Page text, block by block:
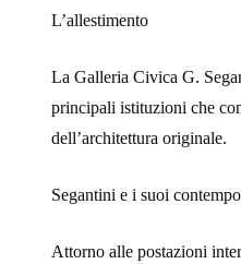
L’allestimento
La Galleria Civica G.
principali istituzioni che
dell’architettura originale.
Segantini e i suoi
Attorno alle postazioni